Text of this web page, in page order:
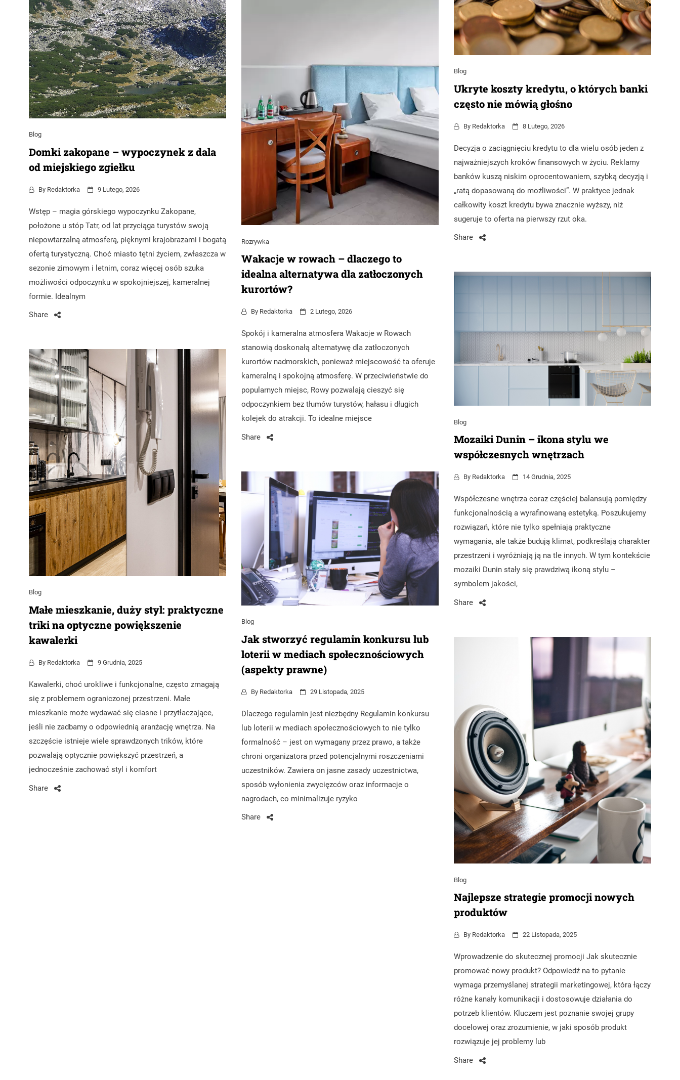
Blog
Domki zakopane – wypoczynek z dala
od miejskiego zgiełku
By Redaktorka 9 Lutego, 2026
Wstęp – magia górskiego wypoczynku Zakopane,
położone u stóp Tatr, od lat przyciąga turystów swoją
niepowtarzalną atmosferą, pięknymi krajobrazami i bogatą
ofertą turystyczną. Choć miasto tętni życiem, zwłaszcza w
sezonie zimowym i letnim, coraz więcej osób szuka
możliwości odpoczynku w spokojniejszej, kameralnej
formie. Idealnym
Share
Blog
Ukryte koszty kredytu, o których banki
często nie mówią głośno
By Redaktorka 8 Lutego, 2026
Decyzja o zaciągnięciu kredytu to dla wielu osób jeden z
najważniejszych kroków finansowych w życiu. Reklamy
banków kuszą niskim oprocentowaniem, szybką decyzją i
„ratą dopasowaną do możliwości”. W praktyce jednak
całkowity koszt kredytu bywa znacznie wyższy, niż
sugeruje to oferta na pierwszy rzut oka.
Share
Rozrywka
Wakacje w rowach – dlaczego to
idealna alternatywa dla zatłoczonych
kurortów?
By Redaktorka 2 Lutego, 2026
Spokój i kameralna atmosfera Wakacje w Rowach
stanowią doskonałą alternatywę dla zatłoczonych
kurortów nadmorskich, ponieważ miejscowość ta oferuje
kameralną i spokojną atmosferę. W przeciwieństwie do
popularnych miejsc, Rowy pozwalają cieszyć się
odpoczynkiem bez tłumów turystów, hałasu i długich
kolejek do atrakcji. To idealne miejsce
Share
Blog
Mozaiki Dunin – ikona stylu we
współczesnych wnętrzach
By Redaktorka 14 Grudnia, 2025
Współczesne wnętrza coraz częściej balansują pomiędzy
funkcjonalnością a wyrafinowaną estetyką. Poszukujemy
rozwiązań, które nie tylko spełniają praktyczne
wymagania, ale także budują klimat, podkreślają charakter
przestrzeni i wyróżniają ją na tle innych. W tym kontekście
mozaiki Dunin stały się prawdziwą ikoną stylu –
symbolem jakości,
Share
Blog
Małe mieszkanie, duży styl: praktyczne
triki na optyczne powiększenie
kawalerki
By Redaktorka 9 Grudnia, 2025
Kawalerki, choć urokliwe i funkcjonalne, często zmagają
się z problemem ograniczonej przestrzeni. Małe
mieszkanie może wydawać się ciasne i przytłaczające,
jeśli nie zadbamy o odpowiednią aranżację wnętrza. Na
szczęście istnieje wiele sprawdzonych trików, które
pozwalają optycznie powiększyć przestrzeń, a
jednocześnie zachować styl i komfort
Share
Blog
Jak stworzyć regulamin konkursu lub
loterii w mediach społecznościowych
(aspekty prawne)
By Redaktorka 29 Listopada, 2025
Dlaczego regulamin jest niezbędny Regulamin konkursu
lub loterii w mediach społecznościowych to nie tylko
formalność – jest on wymagany przez prawo, a także
chroni organizatora przed potencjalnymi roszczeniami
uczestników. Zawiera on jasne zasady uczestnictwa,
sposób wyłonienia zwycięzców oraz informacje o
nagrodach, co minimalizuje ryzyko
Share
Blog
Najlepsze strategie promocji nowych
produktów
By Redaktorka 22 Listopada, 2025
Wprowadzenie do skutecznej promocji Jak skutecznie
promować nowy produkt? Odpowiedź na to pytanie
wymaga przemyślanej strategii marketingowej, która łączy
różne kanały komunikacji i dostosowuje działania do
potrzeb klientów. Kluczem jest poznanie swojej grupy
docelowej oraz zrozumienie, w jaki sposób produkt
rozwiązuje jej problemy lub
Share